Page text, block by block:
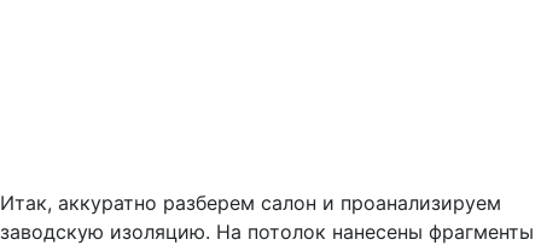
Итак, аккуратно разберем салон и проанализируем
заводскую изоляцию. На потолок нанесены фрагменты